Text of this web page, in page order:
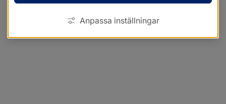
Anpassa inställningar